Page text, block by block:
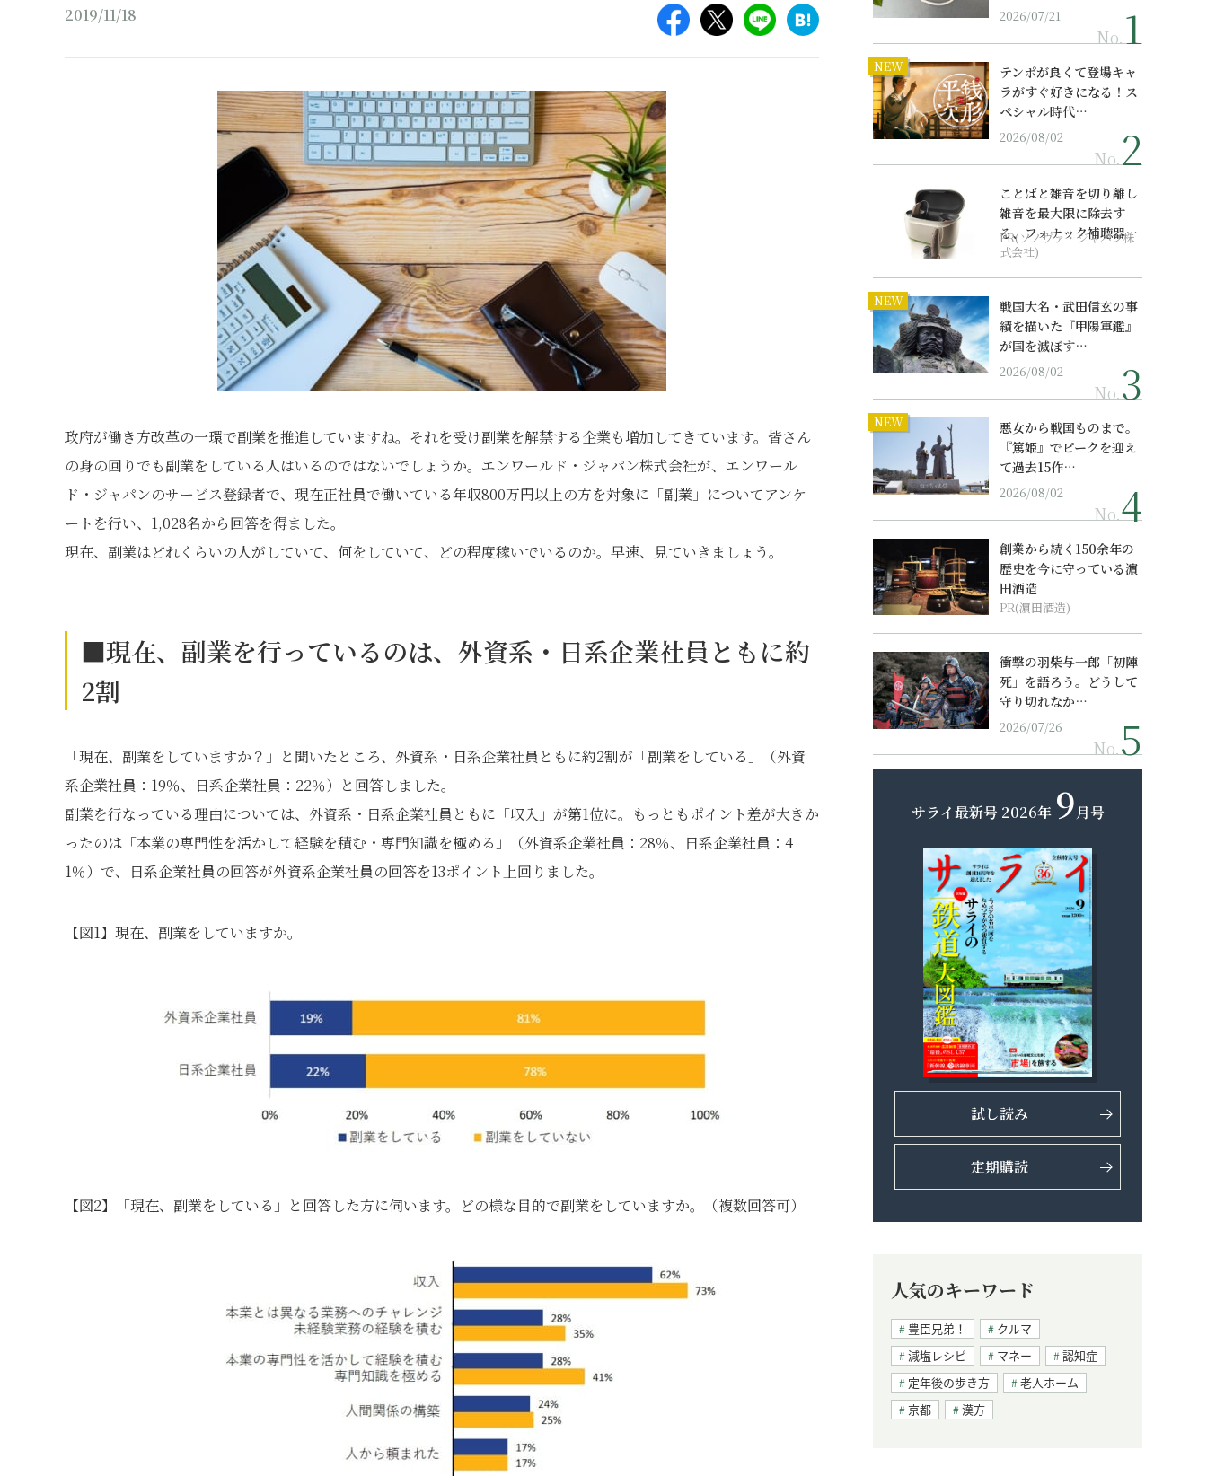
2019/11/18
政府が働き方改革の一環で副業を推進していますね。それを受け副業を解禁する企業も増加してきています。皆さん
の身の回りでも副業をしている人はいるのではないでしょうか。エンワールド・ジャパン株式会社が、エンワール
ド・ジャパンのサービス登録者で、現在正社員で働いている年収800万円以上の方を対象に「副業」についてアンケ
ートを行い、1,028名から回答を得ました。
現在、副業はどれくらいの人がしていて、何をしていて、どの程度稼いでいるのか。早速、見ていきましょう。
■現在、副業を行っているのは、外資系・日系企業社員ともに約
2割
「現在、副業をしていますか？」と聞いたところ、外資系・日系企業社員ともに約2割が「副業をしている」（外資
系企業社員：19％、日系企業社員：22％）と回答しました。
副業を行なっている理由については、外資系・日系企業社員ともに「収入」が第1位に。もっともポイント差が大きか
ったのは「本業の専門性を活かして経験を積む・専門知識を極める」（外資系企業社員：28％、日系企業社員：4
1％）で、日系企業社員の回答が外資系企業社員の回答を13ポイント上回りました。
【図1】現在、副業をしていますか。
【図2】「現在、副業をしている」と回答した方に伺います。どの様な目的で副業をしていますか。（複数回答可）
2026/07/21
No.
NEW
テンポが良くて登場キャ
ラがすぐ好きになる！ス
ペシャル時代…
2026/08/02
No.
ことばと雑音を切り離し
雑音を最大限に除去す
る、フォナック補聴器の
最上位モデル
PR(ソノヴァ・ジャパン株
式会社)
NEW
戦国大名・武田信玄の事
績を描いた『甲陽軍鑑』
が国を滅ぼす…
2026/08/02
No.
NEW
悪女から戦国ものまで。
『篤姫』でピークを迎え
て過去15作…
2026/08/02
No.
創業から続く150余年の
歴史を今に守っている濵
田酒造
PR(濵田酒造)
衝撃の羽柴与一郎「初陣
死」を語ろう。どうして
守り切れなか…
2026/07/26
No.
サライ最新号 2026年 9月号
試し読み
定期購読
人気のキーワード
豊臣兄弟！
クルマ
減塩レシピ
マネー
認知症
定年後の歩き方
老人ホーム
京都
漢方